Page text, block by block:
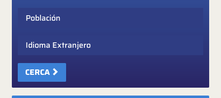
Idioma Extranjero
CERCA